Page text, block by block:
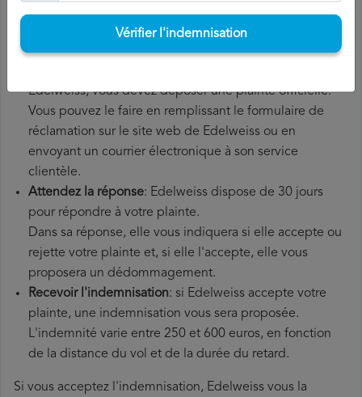
supplémentaires que vous avez éventuellement dû
Déposer unedemande de remboursement Edelweiss:
Edelweiss, vous devez déposer une plainte officielle.
Vous pouvez le faire en remplissant le formulaire de
réclamation sur le site web de Edelweiss ou en
envoyant un courrier électronique à son service
clientèle.
Attendez la réponse: Edelweiss dispose de 30 jours
pour répondre à votre plainte.
Dans sa réponse, elle vous indiquera si elle accepte ou
rejette votre plainte et, si elle l'accepte, elle vous
proposera un dédommagement.
Recevoir l'indemnisation: si Edelweiss accepte votre
plainte, une indemnisation vous sera proposée.
L'indemnité varie entre 250 et 600 euros, en fonction
de la distance du vol et de la durée du retard.
Si vous acceptez l'indemnisation, Edelweiss vous la
Vérifier l'indemnisation